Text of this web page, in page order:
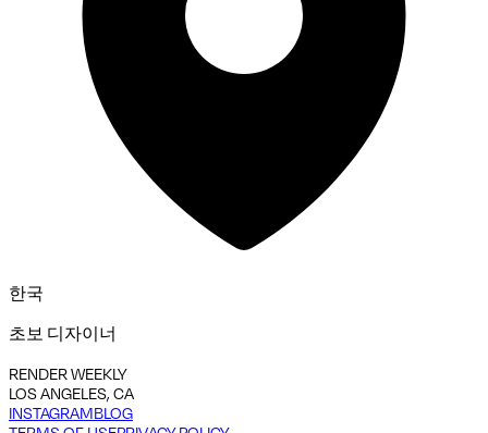
한국
초보 디자이너
RENDER WEEKLY
LOS ANGELES, CA
INSTAGRAMBLOG